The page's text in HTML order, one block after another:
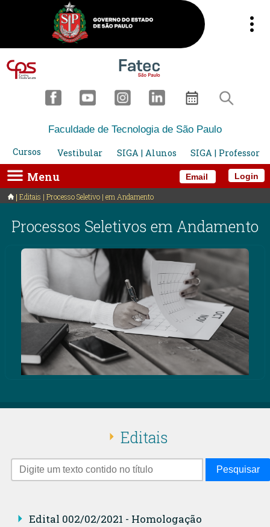
Email
Faculdade de Tecnologia de São Paulo
Cursos
Vestibular SIGA | Alunos SIGA | Professor
Menu Login
Editais | Processo Seletivo | em Andamento
Processos Seletivos em Andamento
Editais
Pesquisar
Edital 002/02/2021 - Homologação